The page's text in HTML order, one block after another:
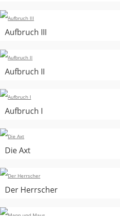
Aufbruch III
Aufbruch II
Aufbruch I
Die Axt
Der Herrscher